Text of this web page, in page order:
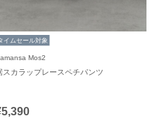
イムセール対象
Mos2
スカラップレースペチパンツ